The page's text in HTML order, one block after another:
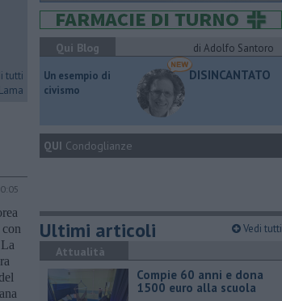
tutti
Qui Blog
di Adolfo Santoro
​Un esempio di
civismo
DISINCANTATO
QUI Condoglianze
Ultimi articoli Vedi tutti
Attualità
Compie 60 anni e dona
1500 euro alla scuola